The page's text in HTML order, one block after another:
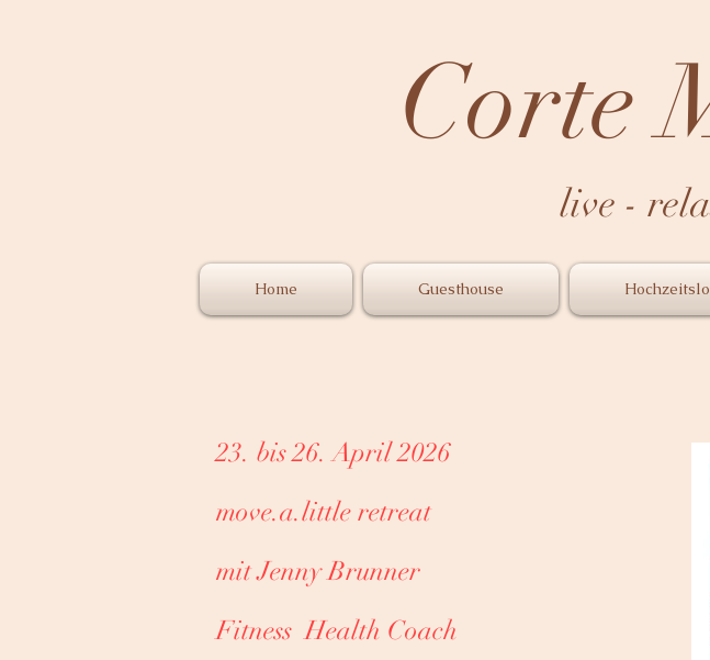
Corte
live -
Home Guesthouse
23. bis 26. April 2026
move.a.little retreat
mit Jenny Brunner
Fitness Health Coach